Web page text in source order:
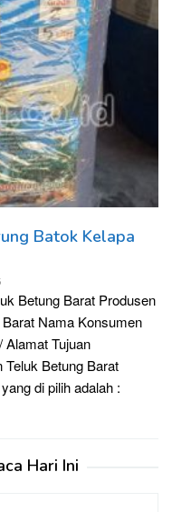
Batok Kelapa
Betung Barat Produsen
Nama Konsumen
Alamat Tujuan
Teluk Betung Barat
di pilih adalah :
Hari Ini